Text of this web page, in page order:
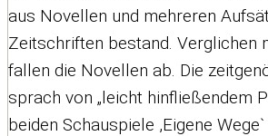
aus Novellen und mehreren
Zeitschriften bestand. Verglichen
fallen die Novellen ab. Die
sprach von „leicht hinfließendem
beiden Schauspiele ,Eigene Wege`